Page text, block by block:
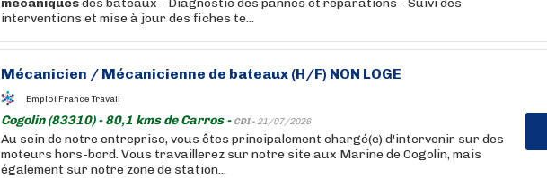
mécaniquesdes bateaux - Diagnostic des pannes et réparations - Suivi des
interventions et mise à jour des fiches te...
Mécanicien / Mécanicienne de bateaux (H/F) NON LOGE
Emploi France Travail
Cogolin (83310) - 80,1 kms de Carros - CDI - 21/07/2026
Au sein de notre entreprise, vous êtes principalement chargé(e) d'intervenir sur des
moteurs hors-bord. Vous travaillerez sur notre site aux Marine de Cogolin, mais
également sur notre zone de station...